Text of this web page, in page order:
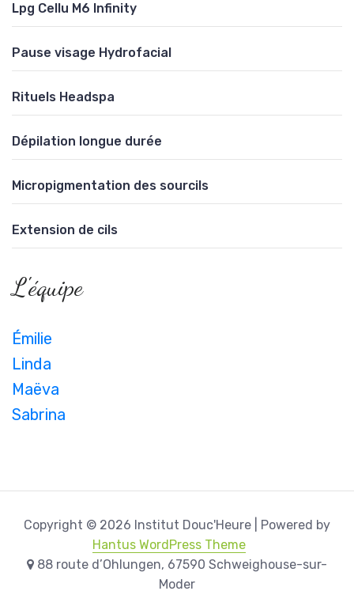
Lpg Cellu M6 Infinity
Pause visage Hydrofacial
Rituels Headspa
Dépilation longue durée
Micropigmentation des sourcils
Extension de cils
L'équipe
Émilie
Linda
Maëva
Sabrina
Copyright © 2026 Institut Douc'Heure | Powered by
Hantus WordPress Theme
88 route d’Ohlungen, 67590 Schweighouse-sur-
Moder